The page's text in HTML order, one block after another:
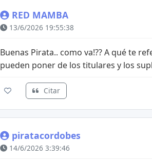
RED MAMBA
13/6/2026 19:55:38
Buenas Pirata.. como va!?? A qué te
pueden poner de los titulares y los
Citar
piratacordobes
14/6/2026 3:39:46